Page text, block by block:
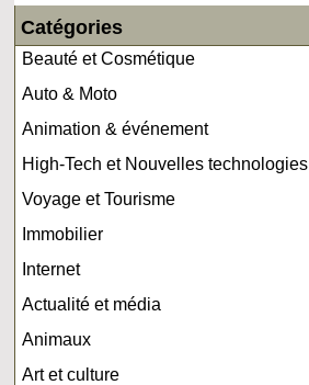
Catégories
Beauté et Cosmétique
Auto & Moto
Animation & événement
High-Tech et Nouvelles technologies
Voyage et Tourisme
Immobilier
Internet
Actualité et média
Animaux
Art et culture